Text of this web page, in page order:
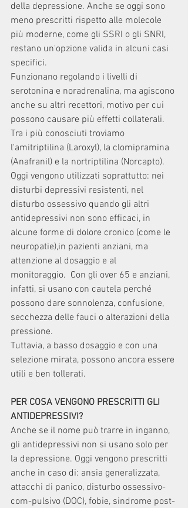
della depressione. Anche se oggi sono
meno prescritti rispetto alle molecole
più moderne, come gli SSRI o gli SNRI,
restano un'opzione valida in alcuni casi
specifici.
Funzionano regolando i livelli di
serotonina e noradrenalina, ma agiscono
anche su altri recettori, motivo per cui
possono causare più effetti collaterali.
Tra i più conosciuti troviamo
l'amitriptilina (Laroxyl), la clomipramina
(Anafranil) e la nortriptilina (Norcapto).
Oggi vengono utilizzati soprattutto: nei
disturbi depressivi resistenti, nel
disturbo ossessivo quando gli altri
antidepressivi non sono efficaci, in
alcune forme di dolore cronico (come le
neuropatie),in pazienti anziani, ma
attenzione al dosaggio e al
monitoraggio.  Con gli over 65 e anziani,
infatti, si usano con cautela perché
possono dare sonnolenza, confusione,
secchezza delle fauci o alterazioni della
pressione.
Tuttavia, a basso dosaggio e con una
selezione mirata, possono ancora essere
utili e ben tollerati.
PER COSA VENGONO PRESCRITTI GLI
ANTIDEPRESSIVI?
Anche se il nome può trarre in inganno,
gli antidepressivi non si usano solo per
la depressione. Oggi vengono prescritti
anche in caso di: ansia generalizzata,
attacchi di panico, disturbo ossessivo-
com-pulsivo (DOC), fobie, sindrome post-